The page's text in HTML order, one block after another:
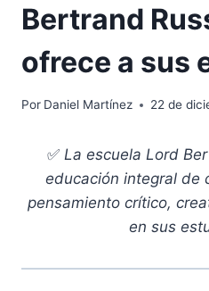
Bertrand
ofrece a sus
Por Daniel Martínez 22 de
✅ La escuela Lord
educación integral de
pensamiento crítico,
en sus